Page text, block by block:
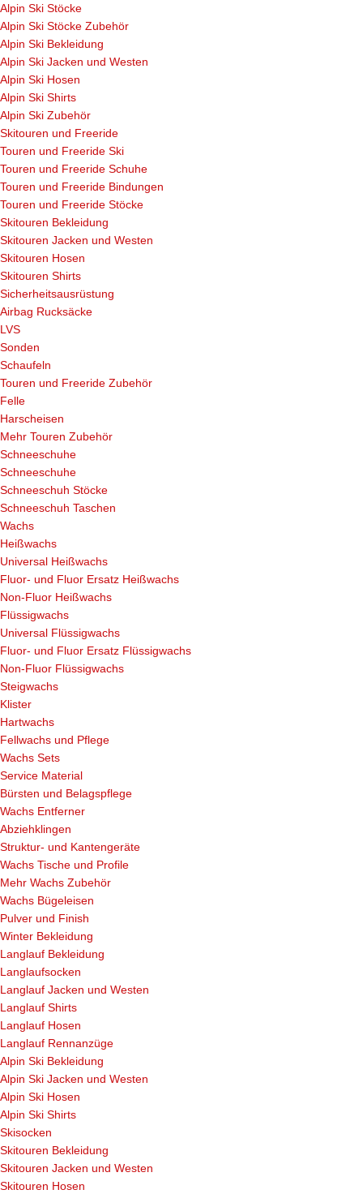
Alpin Ski Stöcke
Alpin Ski Stöcke Zubehör
Alpin Ski Bekleidung
Alpin Ski Jacken und Westen
Alpin Ski Hosen
Alpin Ski Shirts
Alpin Ski Zubehör
Skitouren und Freeride
Touren und Freeride Ski
Touren und Freeride Schuhe
Touren und Freeride Bindungen
Touren und Freeride Stöcke
Skitouren Bekleidung
Skitouren Jacken und Westen
Skitouren Hosen
Skitouren Shirts
Sicherheitsausrüstung
Airbag Rucksäcke
LVS
Sonden
Schaufeln
Touren und Freeride Zubehör
Felle
Harscheisen
Mehr Touren Zubehör
Schneeschuhe
Schneeschuhe
Schneeschuh Stöcke
Schneeschuh Taschen
Wachs
Heißwachs
Universal Heißwachs
Fluor- und Fluor Ersatz Heißwachs
Non-Fluor Heißwachs
Flüssigwachs
Universal Flüssigwachs
Fluor- und Fluor Ersatz Flüssigwachs
Non-Fluor Flüssigwachs
Steigwachs
Klister
Hartwachs
Fellwachs und Pflege
Wachs Sets
Service Material
Bürsten und Belagspflege
Wachs Entferner
Abziehklingen
Struktur- und Kantengeräte
Wachs Tische und Profile
Mehr Wachs Zubehör
Wachs Bügeleisen
Pulver und Finish
Winter Bekleidung
Langlauf Bekleidung
Langlaufsocken
Langlauf Jacken und Westen
Langlauf Shirts
Langlauf Hosen
Langlauf Rennanzüge
Alpin Ski Bekleidung
Alpin Ski Jacken und Westen
Alpin Ski Hosen
Alpin Ski Shirts
Skisocken
Skitouren Bekleidung
Skitouren Jacken und Westen
Skitouren Hosen